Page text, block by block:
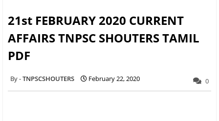
21st FEBRUARY 2020 CURRENT
AFFAIRS TNPSC SHOUTERS TAMIL
PDF
TNPSCSHOUTERS February 22, 2020 0